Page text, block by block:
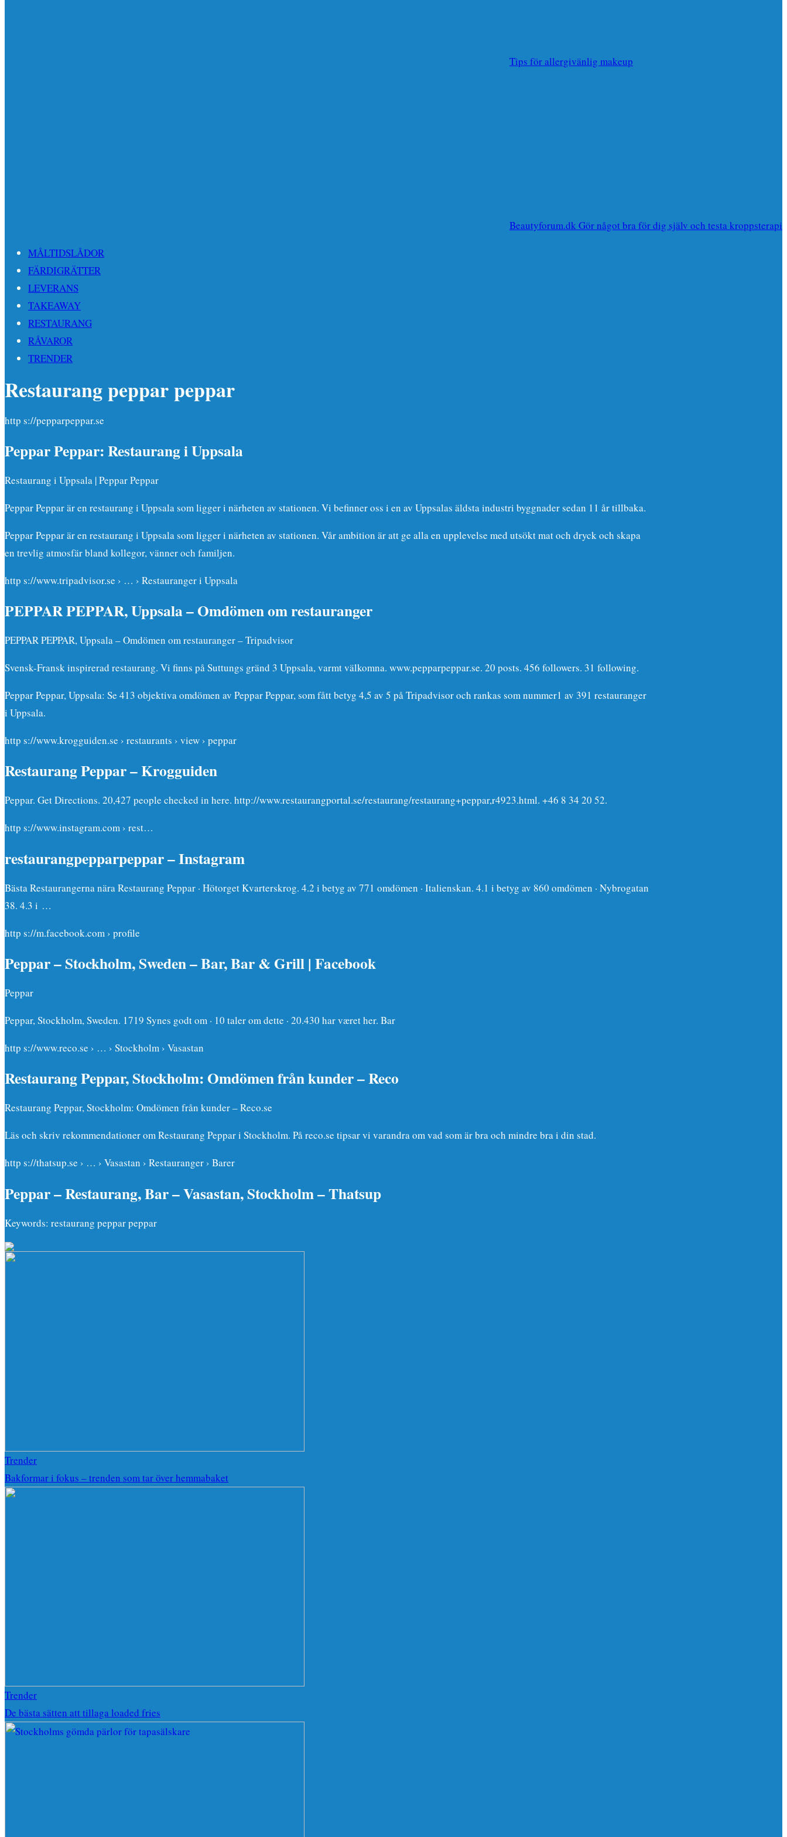
Tips för allergivänlig makeup
Beautyforum.dk Gör något bra för dig själv och testa kroppsterapi
MÅLTIDSLÅDOR
FÄRDIGRÄTTER
LEVERANS
TAKEAWAY
RESTAURANG
RÅVAROR
TRENDER
Restaurang peppar peppar
http s://pepparpeppar.se
Peppar Peppar: Restaurang i Uppsala
Restaurang i Uppsala | Peppar Peppar
Peppar Peppar är en restaurang i Uppsala som ligger i närheten av stationen. Vi befinner oss i en av Uppsalas äldsta industri byggnader sedan 11 år tillbaka.
Peppar Peppar är en restaurang i Uppsala som ligger i närheten av stationen. Vår ambition är att ge alla en upplevelse med utsökt mat och dryck och skapa
en trevlig atmosfär bland kollegor, vänner och familjen.
http s://www.tripadvisor.se › … › Restauranger i Uppsala
PEPPAR PEPPAR, Uppsala – Omdömen om restauranger
PEPPAR PEPPAR, Uppsala – Omdömen om restauranger – Tripadvisor
Svensk-Fransk inspirerad restaurang. Vi finns på Suttungs gränd 3 Uppsala, varmt välkomna. www.pepparpeppar.se. 20 posts. 456 followers. 31 following.
Peppar Peppar, Uppsala: Se 413 objektiva omdömen av Peppar Peppar, som fått betyg 4,5 av 5 på Tripadvisor och rankas som nummer1 av 391 restauranger
i Uppsala.
http s://www.krogguiden.se › restaurants › view › peppar
Restaurang Peppar – Krogguiden
Peppar. Get Directions. 20,427 people checked in here. http://www.restaurangportal.se/restaurang/restaurang+peppar,r4923.html. +46 8 34 20 52.
http s://www.instagram.com › rest…
restaurangpepparpeppar – Instagram
Bästa Restaurangerna nära Restaurang Peppar · Hötorget Kvarterskrog. 4.2 i betyg av 771 omdömen · Italienskan. 4.1 i betyg av 860 omdömen · Nybrogatan
38. 4.3 i …
http s://m.facebook.com › profile
Peppar – Stockholm, Sweden – Bar, Bar & Grill | Facebook
Peppar
Peppar, Stockholm, Sweden. 1719 Synes godt om · 10 taler om dette · 20.430 har været her. Bar
http s://www.reco.se › … › Stockholm › Vasastan
Restaurang Peppar, Stockholm: Omdömen från kunder – Reco
Restaurang Peppar, Stockholm: Omdömen från kunder – Reco.se
Läs och skriv rekommendationer om Restaurang Peppar i Stockholm. På reco.se tipsar vi varandra om vad som är bra och mindre bra i din stad.
http s://thatsup.se › … › Vasastan › Restauranger › Barer
Peppar – Restaurang, Bar – Vasastan, Stockholm – Thatsup
Keywords: restaurang peppar peppar
Trender
Bakformar i fokus – trenden som tar över hemmabaket
Trender
De bästa sätten att tillaga loaded fries